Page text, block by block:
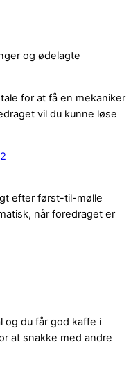
og ødelagte
for at få en mekaniker
vil du kunne løse
efter først-til-mølle
når foredraget er
og du får god kaffe i
at snakke med andre